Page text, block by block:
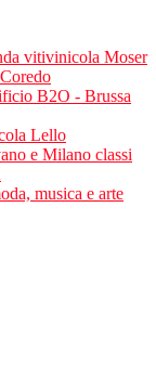
vitivinicola Moser
B2O - Brussa
Lello
e Milano classi
musica e arte